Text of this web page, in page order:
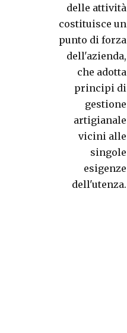
delle attività
costituisce un
punto di forza
dell'azienda,
che adotta
principi di
gestione
artigianale
vicini alle
singole
esigenze
dell'utenza.